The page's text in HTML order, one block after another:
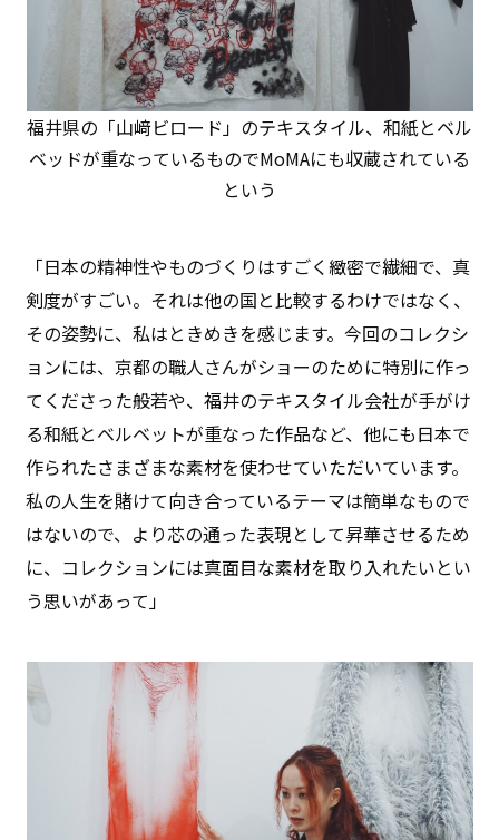
福井県の「山﨑ビロード」のテキスタイル、和紙とベル
ベッドが重なっているものでMoMAにも収蔵されている
という
「日本の精神性やものづくりはすごく緻密で繊細で、真
剣度がすごい。それは他の国と比較するわけではなく、
その姿勢に、私はときめきを感じます。今回のコレクシ
ョンには、京都の職人さんがショーのために特別に作っ
てくださった般若や、福井のテキスタイル会社が手がけ
る和紙とベルベットが重なった作品など、他にも日本で
作られたさまざまな素材を使わせていただいています。
私の人生を賭けて向き合っているテーマは簡単なもので
はないので、より芯の通った表現として昇華させるため
に、コレクションには真面目な素材を取り入れたいとい
う思いがあって」